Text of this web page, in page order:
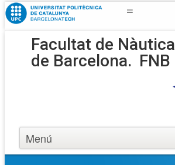
Facultat de Nàutica
de Barcelona. FNB